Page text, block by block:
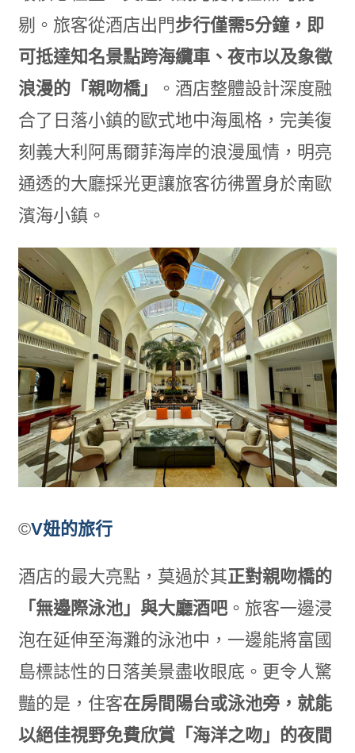
剔。旅客從酒店出門步行僅需5分鐘，即
可抵達知名景點跨海纜車、夜市以及象徵
浪漫的「親吻橋」
。酒店整體設計深度融
合了日落小鎮的歐式地中海風格，完美復
刻義大利阿馬爾菲海岸的浪漫風情，明亮
通透的大廳採光更讓旅客彷彿置身於南歐
濱海小鎮。
©V妞的旅行
酒店的最大亮點，莫過於其正對親吻橋的
「無邊際泳池」與大廳酒吧。旅客一邊浸
泡在延伸至海灘的泳池中，一邊能將富國
島標誌性的日落美景盡收眼底。更令人驚
豔的是，住客在房間陽台或泳池旁，就能
以絕佳視野免費欣賞「海洋之吻」的夜間